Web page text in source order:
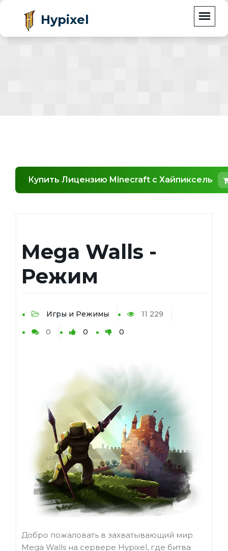
Hypixel
Купить Лицензию Minecraft с Хайпиксель
Mega Walls -
Режим
Игры и Режимы
11 229
0
0 0
Добро пожаловать в захватывающий мир
Mega Walls на сервере Hypixel, где битва